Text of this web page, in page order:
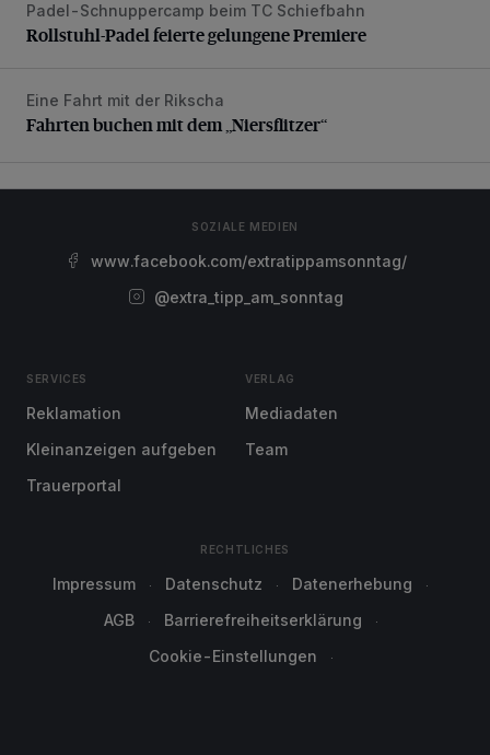
Rollstuhl-Padel feierte gelungene Premiere
Padel-Schnuppercamp beim TC Schiefbahn
Rollstuhl-Padel feierte gelungene Premiere
Fahrten buchen mit dem „Niersflitzer“
Eine Fahrt mit der Rikscha
Fahrten buchen mit dem „Niersflitzer“
SOZIALE MEDIEN
www.facebook.com/extratippamsonntag/
@extra_tipp_am_sonntag
SERVICES
Reklamation
Kleinanzeigen aufgeben
Trauerportal
VERLAG
Mediadaten
Team
RECHTLICHES
Impressum Datenschutz
Datenerhebung
AGB
Barrierefreiheitserklärung
Cookie-Einstellungen